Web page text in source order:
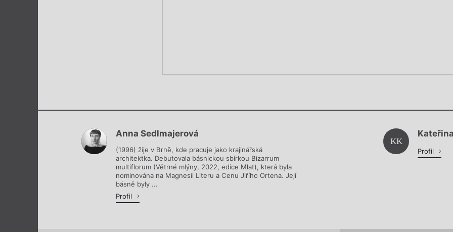
Chviličku.
Anna Sedlmajerová
(1996) žije v Brně, kde pracuje jako krajinářská
architektka. Debutovala básnickou sbírkou Bizarrum
multiflorum (Větrné mlýny, 2022, edice Mlat), která byla
nominována na Magnesii Literu a Cenu Jiřího Ortena. Její
básně byly ...
Profil
KK
Profil